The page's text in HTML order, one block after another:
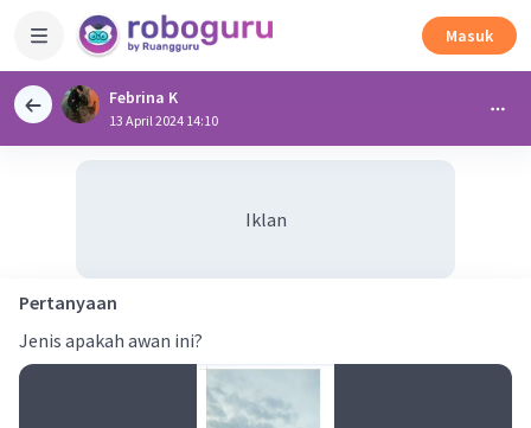
Masuk
Febrina K
13 April 2024 14:10
Iklan
Pertanyaan
Jenis apakah awan ini?